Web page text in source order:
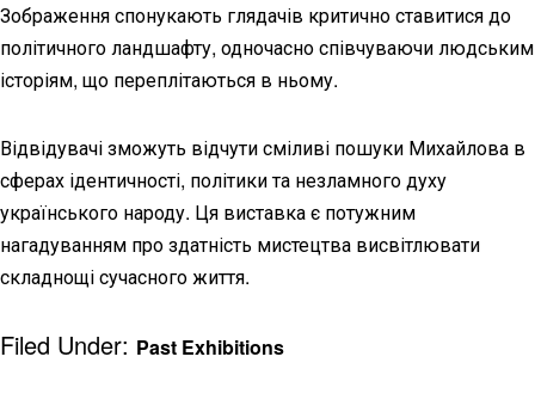
Зображення спонукають глядачів критично ставитися до
політичного ландшафту, одночасно співчуваючи людським
історіям, що переплітаються в ньому.
Відвідувачі зможуть відчути сміливі пошуки Михайлова в
сферах ідентичності, політики та незламного духу
українського народу. Ця виставка є потужним
нагадуванням про здатність мистецтва висвітлювати
складнощі сучасного життя.
Filed Under: Past Exhibitions